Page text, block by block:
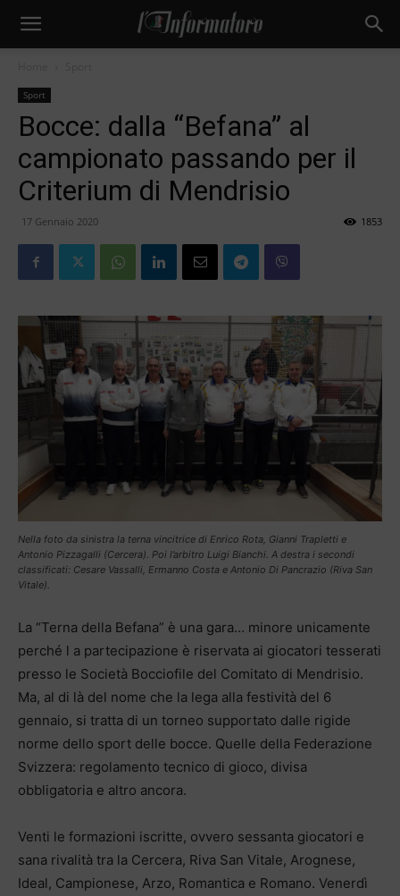
Sport
Bocce: dalla “Befana” al
campionato passando per il
Criterium di Mendrisio
17 Gennaio 2020 1853
Nella foto da sinistra la terna vincitrice di Enrico Rota, Gianni Trapletti e
Antonio Pizzagalli (Cercera). Poi l’arbitro Luigi Bianchi. A destra i secondi
classificati: Cesare Vassalli, Ermanno Costa e Antonio Di Pancrazio (Riva San
Vitale).
La “Terna della Befana” è una gara… minore unicamente
perché l a partecipazione è riservata ai giocatori tesserati
presso le Società Bocciofile del Comitato di Mendrisio.
Ma, al di là del nome che la lega alla festività del 6
gennaio, si tratta di un torneo supportato dalle rigide
norme dello sport delle bocce. Quelle della Federazione
Svizzera: regolamento tecnico di gioco, divisa
obbligatoria e altro ancora.
Venti le formazioni iscritte, ovvero sessanta giocatori e
sana rivalità tra la Cercera, Riva San Vitale, Arognese,
Ideal, Campionese, Arzo, Romantica e Romano. Venerdì